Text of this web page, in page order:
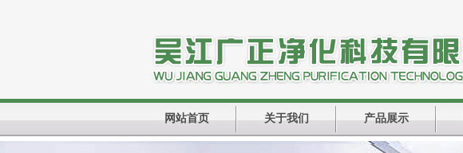
网站首页 关于我们 产品展示